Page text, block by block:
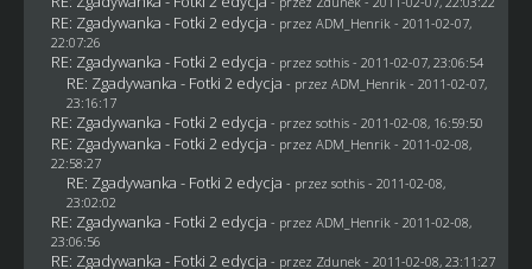
RE: Zgadywanka - Fotki 2 edycja - przez ADM_Henrik - 2011-02-07,
22:07:26
RE: Zgadywanka - Fotki 2 edycja - przez sothis- 2011-02-07, 23:06:54
RE: Zgadywanka - Fotki 2 edycja - przez ADM_Henrik - 2011-02-07,
23:16:17
RE: Zgadywanka - Fotki 2 edycja - przez sothis- 2011-02-08, 16:59:50
RE: Zgadywanka - Fotki 2 edycja - przez ADM_Henrik - 2011-02-08,
22:58:27
RE: Zgadywanka - Fotki 2 edycja - przez sothis- 2011-02-08,
23:02:02
RE: Zgadywanka - Fotki 2 edycja - przez ADM_Henrik - 2011-02-08,
23:06:56
RE: Zgadywanka - Fotki 2 edycja - przez Zdunek - 2011-02-08, 23:11:27